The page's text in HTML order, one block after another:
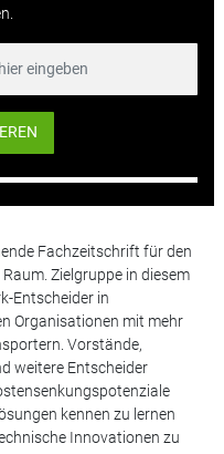
Fachzeitschrift für den
Zielgruppe in diesem
Entscheider in
Organisationen mit mehr
Vorstände,
weitere Entscheider
kennen zu lernen
Innovationen zu